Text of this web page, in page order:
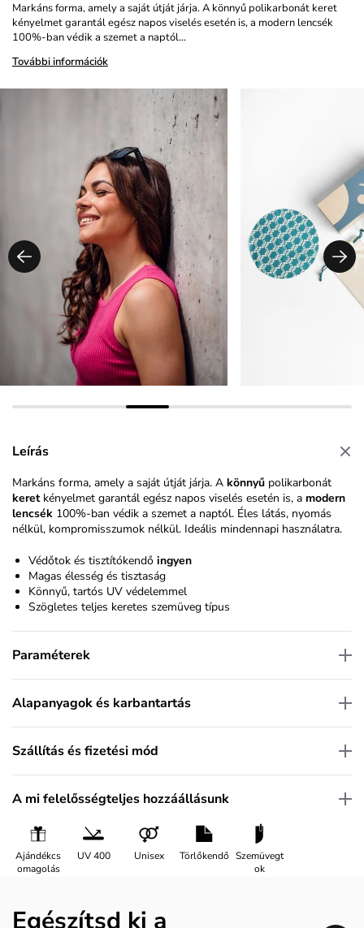
Markáns forma, amely a saját útját járja. A könnyű polikarbonát keret
kényelmet garantál egész napos viselés esetén is, a modern lencsék
100%-ban védik a szemet a naptól…
További információk
Leírás
Markáns forma, amely a saját útját járja. A könnyű polikarbonát
keretkényelmet garantál egész napos viselés esetén is, a modern
lencsék 100%-ban védik a szemet a naptól. Éles látás, nyomás
nélkül, kompromisszumok nélkül. Ideális mindennapi használatra.
Védőtok és tisztítókendő ingyen
Magas élesség és tisztaság
Könnyű, tartós UV védelemmel
Szögletes teljes keretes szemüveg típus
Paraméterek
Alapanyagok és karbantartás
Szállítás és fizetési mód
A mi felelősségteljes hozzáállásunk
Ajándékcs
omagolás
UV 400 Unisex Törlőkendő Szemüvegt
ok